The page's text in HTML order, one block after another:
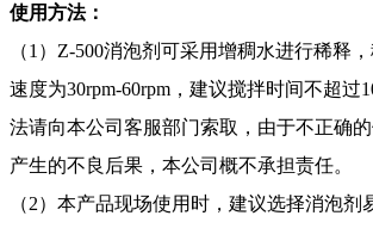
使用方法：
（1）Z-500消泡剂可采用增稠水进行稀释
速度为30rpm-60rpm，建议搅拌时间不超过
法请向本公司客服部门索取，由于不正确
产生的不良后果，本公司概不承担责任。
（2）本产品现场使用时，建议选择消泡剂